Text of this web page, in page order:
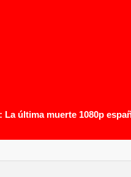
La última muerte 1080p